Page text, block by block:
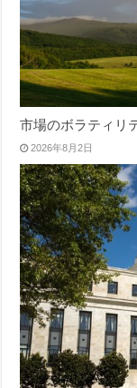
市場のボラティリ
2026年8月2日